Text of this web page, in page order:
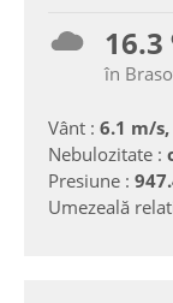
16.3
în
Vânt : 6.1 m/
Nebulozitate :
Presiune :
Umezeală